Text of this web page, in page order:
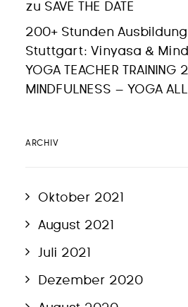
zu SAVE THE DATE
200+ Stunden Ausbildung
Stuttgart: Vinyasa &
YOGA TEACHER TRAINING
MINDFULNESS – YOGA
ARCHIV
Oktober 2021
August 2021
Juli 2021
Dezember 2020